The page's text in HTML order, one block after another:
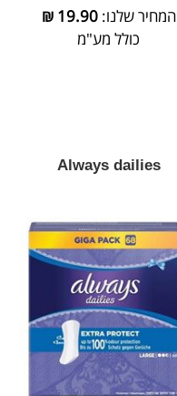
המחיר שלנו:19.90
₪
כולל מע"מ
Always dailies